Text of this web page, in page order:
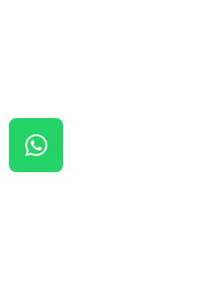
W
H